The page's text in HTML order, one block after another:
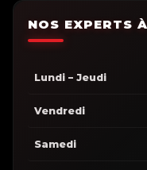
NOS EXPERTS
Lundi – Jeudi
Vendredi
Samedi